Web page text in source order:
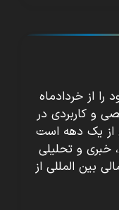
از خردادماه
و کاربردی در
از یک دهه است
خبری و تحلیلی
بین المللی از